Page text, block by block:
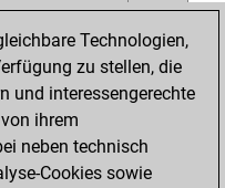
0
0
Technologien,
zu stellen, die
und interessengerechte
ihrem
neben technisch
Cookies sowie